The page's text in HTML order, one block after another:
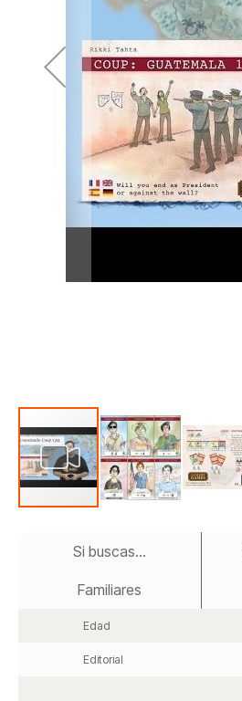
comienzoSi buscas...
Familiares
Edad
Editorial